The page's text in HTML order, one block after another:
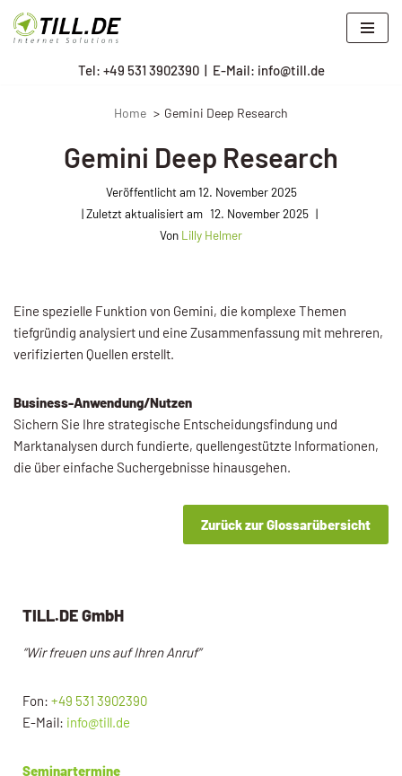
Zum
Tel: +49 531 3902390| E-Mail: info@till.de
Home Gemini Deep Research
Gemini Deep Research
Veröffentlicht am12. November 2025
12. November 2025
Von Lilly Helmer
Eine spezielle Funktion von Gemini, die komplexe Themen
tiefgründig analysiert und eine Zusammenfassung mit mehreren,
verifizierten Quellen erstellt.
Business-Anwendung/Nutzen
Sichern Sie Ihre strategische Entscheidungsfindung und
Marktanalysen durch fundierte, quellengestützte Informationen,
die über einfache Suchergebnisse hinausgehen.
Zurück zur Glossarübersicht
TILL.DE GmbH
“Wir freuen uns auf Ihren Anruf”
Fon: +49 531 3902390
E-Mail: info@till.de
Seminartermine